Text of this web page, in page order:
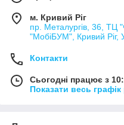
м. Кривий Ріг
пр. Металургів, 36, ТЦ
"МобіБУМ", Кривий Ріг,
Контакти
Сьогодні працює з
Показати весь